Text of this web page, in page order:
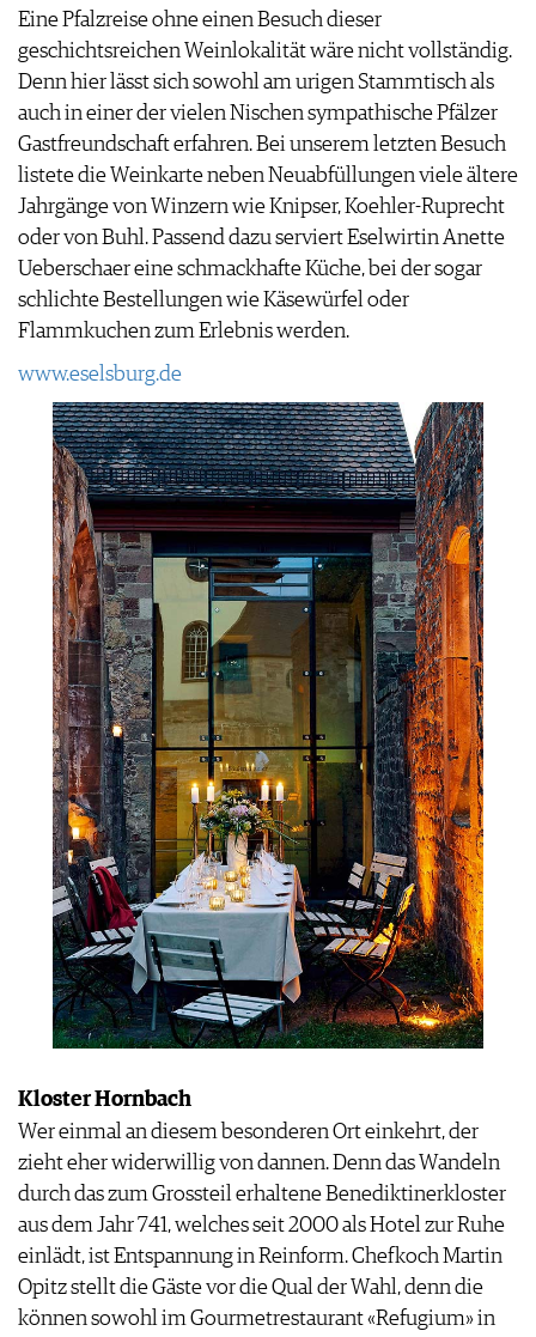
Eine Pfalzreise ohne einen Besuch dieser
geschichtsreichen Weinlokalität wäre nicht vollständig.
Denn hier lässt sich sowohl am urigen Stammtisch als
auch in einer der vielen Nischen sympathische Pfälzer
Gastfreundschaft erfahren. Bei unserem letzten Besuch
listete die Weinkarte neben Neuabfüllungen viele ältere
Jahrgänge von Winzern wie Knipser, Koehler-Ruprecht
oder von Buhl. Passend dazu serviert Eselwirtin Anette
Ueberschaer eine schmackhafte Küche, bei der sogar
schlichte Bestellungen wie Käsewürfel oder
Flammkuchen zum Erlebnis werden.
www.eselsburg.de
Kloster Hornbach
Wer einmal an diesem besonderen Ort einkehrt, der
zieht eher widerwillig von dannen. Denn das Wandeln
durch das zum Grossteil erhaltene Benediktinerkloster
aus dem Jahr 741, welches seit 2000 als Hotel zur Ruhe
einlädt, ist Entspannung in Reinform. Chefkoch Martin
Opitz stellt die Gäste vor die Qual der Wahl, denn die
können sowohl im Gourmetrestaurant «Refugium» in